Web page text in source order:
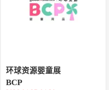
环球资源婴童展
BCP